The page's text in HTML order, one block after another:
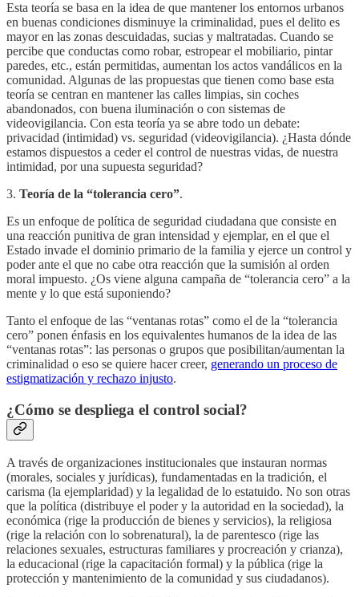
Esta teoría se basa en la idea de que mantener los entornos urbanos
en buenas condiciones disminuye la criminalidad, pues el delito es
mayor en las zonas descuidadas, sucias y maltratadas. Cuando se
percibe que conductas como robar, estropear el mobiliario, pintar
paredes, etc., están permitidas, aumentan los actos vandálicos en la
comunidad. Algunas de las propuestas que tienen como base esta
teoría se centran en mantener las calles limpias, sin coches
abandonados, con buena iluminación o con sistemas de
videovigilancia. Con esta teoría ya se abre todo un debate:
privacidad (intimidad) vs. seguridad (videovigilancia). ¿Hasta dónde
estamos dispuestos a ceder el control de nuestras vidas, de nuestra
intimidad, por una supuesta seguridad?
3. Teoría de la “tolerancia cero”.
Es un enfoque de política de seguridad ciudadana que consiste en
una reacción punitiva de gran intensidad y ejemplar, en el que el
Estado invade el dominio primario de la familia y ejerce un control y
poder ante el que no cabe otra reacción que la sumisión al orden
moral impuesto. ¿Os viene alguna campaña de “tolerancia cero” a la
mente y lo que está suponiendo?
Tanto el enfoque de las “ventanas rotas” como el de la “tolerancia
cero” ponen énfasis en los equivalentes humanos de la idea de las
“ventanas rotas”: las personas o grupos que posibilitan/aumentan la
criminalidad o eso se quiere hacer creer, generando un proceso de
estigmatización y rechazo injusto.
¿Cómo se despliega el control social?
A través de organizaciones institucionales que instauran normas
(morales, sociales y jurídicas), fundamentadas en la tradición, el
carisma (la ejemplaridad) y la legalidad de lo estatuido. No son otras
que la política (distribuye el poder y la autoridad en la sociedad), la
económica (rige la producción de bienes y servicios), la religiosa
(rige la relación con lo sobrenatural), la de parentesco (rige las
relaciones sexuales, estructuras familiares y procreación y crianza),
la educacional (rige la capacitación formal) y la pública (rige la
protección y mantenimiento de la comunidad y sus ciudadanos).